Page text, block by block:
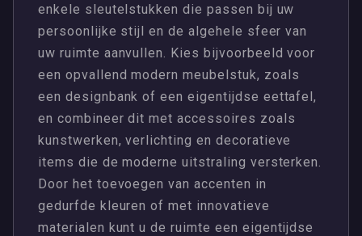
enkele sleutelstukken die passen bij uw
persoonlijke stijl en de algehele sfeer van
uw ruimte aanvullen. Kies bijvoorbeeld voor
een opvallend modern meubelstuk, zoals
een designbank of een eigentijdse eettafel,
en combineer dit met accessoires zoals
kunstwerken, verlichting en decoratieve
items die de moderne uitstraling versterken.
Door het toevoegen van accenten in
gedurfde kleuren of met innovatieve
materialen kunt u de ruimte een eigentijdse